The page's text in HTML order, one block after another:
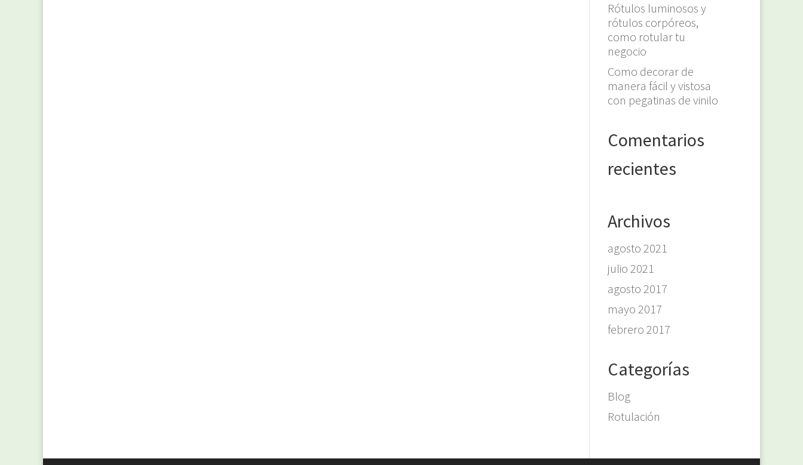
Rótulos luminosos y
rótulos corpóreos,
como rotular tu
negocio
Como decorar de
manera fácil y vistosa
con pegatinas de vinilo
Comentarios
recientes
Archivos
agosto 2021
julio 2021
agosto 2017
mayo 2017
febrero 2017
Categorías
Blog
Rotulación